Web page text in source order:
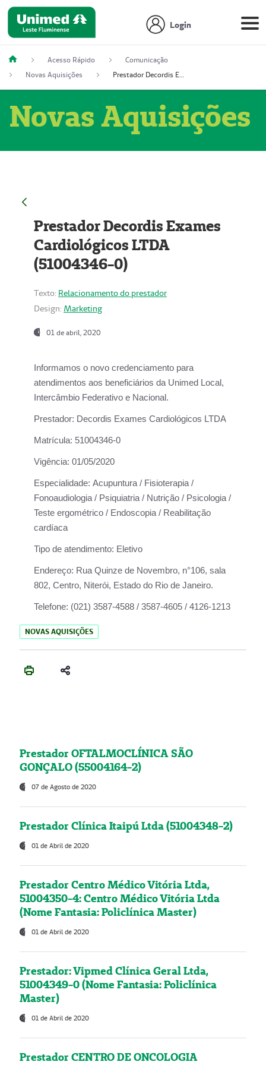
Login
Acesso Rápido
Comunicação
Novas Aquisições
Prestador Decordis Exames Cardiológicos LTDA (51004346-0)
Novas Aquisições
Prestador Decordis Exames
Cardiológicos LTDA
(51004346-0)
Texto: Relacionamento do prestador
Design: Marketing
01 de abril, 2020
Informamos o novo credenciamento para
atendimentos aos beneficiários da Unimed Local,
Intercâmbio Federativo e Nacional.
Prestador: Decordis Exames Cardiológicos LTDA
Matrícula: 51004346-0
Vigência: 01/05/2020
Especialidade: Acupuntura / Fisioterapia /
Fonoaudiologia / Psiquiatria / Nutrição / Psicologia /
Teste ergométrico / Endoscopia / Reabilitação
cardíaca
Tipo de atendimento: Eletivo
Endereço: Rua Quinze de Novembro, n°106, sala
802, Centro, Niterói, Estado do Rio de Janeiro.
Telefone: (021) 3587-4588 / 3587-4605 / 4126-1213
NOVAS AQUISIÇÕES
Prestador OFTALMOCLÍNICA SÃO
GONÇALO (55004164-2)
07 de Agosto de 2020
Prestador Clínica Itaipú Ltda (51004348-2)
01 de Abril de 2020
Prestador Centro Médico Vitória Ltda,
51004350-4: Centro Médico Vitória Ltda
(Nome Fantasia: Policlínica Master)
01 de Abril de 2020
Prestador: Vipmed Clínica Geral Ltda,
51004349-0 (Nome Fantasia: Policlínica
Master)
01 de Abril de 2020
Prestador CENTRO DE ONCOLOGIA